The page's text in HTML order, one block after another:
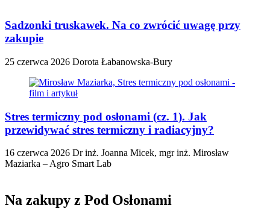
Sadzonki truskawek. Na co zwrócić uwagę przy
zakupie
25 czerwca 2026 Dorota Łabanowska-Bury
Stres termiczny pod osłonami (cz. 1). Jak
przewidywać stres termiczny i radiacyjny?
16 czerwca 2026 Dr inż. Joanna Micek, mgr inż. Mirosław
Maziarka – Agro Smart Lab
Na zakupy z Pod Osłonami